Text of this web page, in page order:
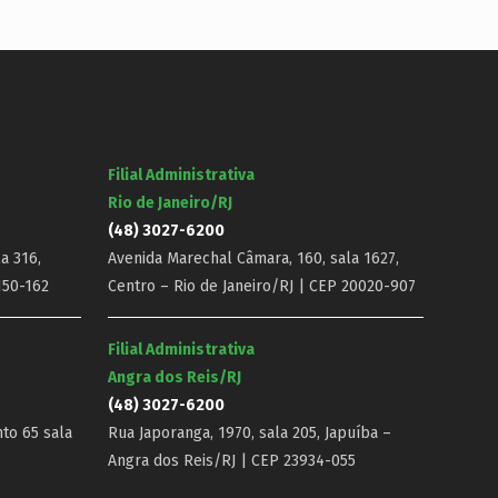
316,
162
65 sala
Filial Administrativa
Rio de Janeiro/RJ
(48) 3027-6200
Avenida Marechal Câmara, 160, sala 1627,
Centro – Rio de Janeiro/RJ | CEP 20020-907
Filial Administrativa
Angra dos Reis/RJ
(48) 3027-6200
Rua Japoranga, 1970, sala 205, Japuíba –
Angra dos Reis/RJ | CEP 23934-055